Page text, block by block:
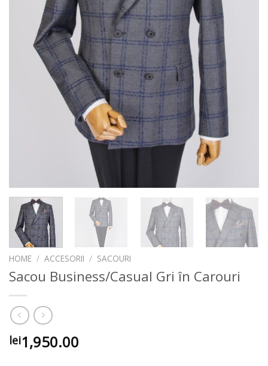
HOME / ACCESORII / SACOURI
Sacou Business/Casual Gri în Carouri
lei1,950.00